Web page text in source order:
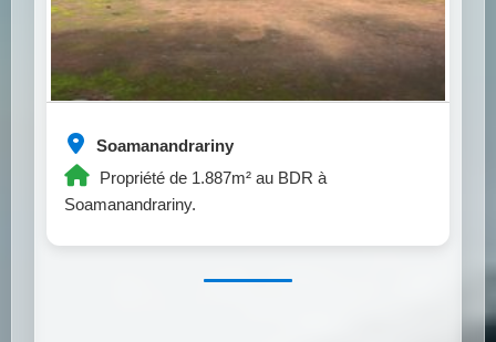
Soamanandrariny
Propriété de 1.887m² au BDR à
Soamanandrariny.